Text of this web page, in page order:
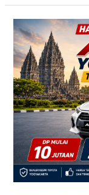
TERBARU!
Harga
Agya
Yogyakarta
–
Promo
DP
Ringan
Cicilan